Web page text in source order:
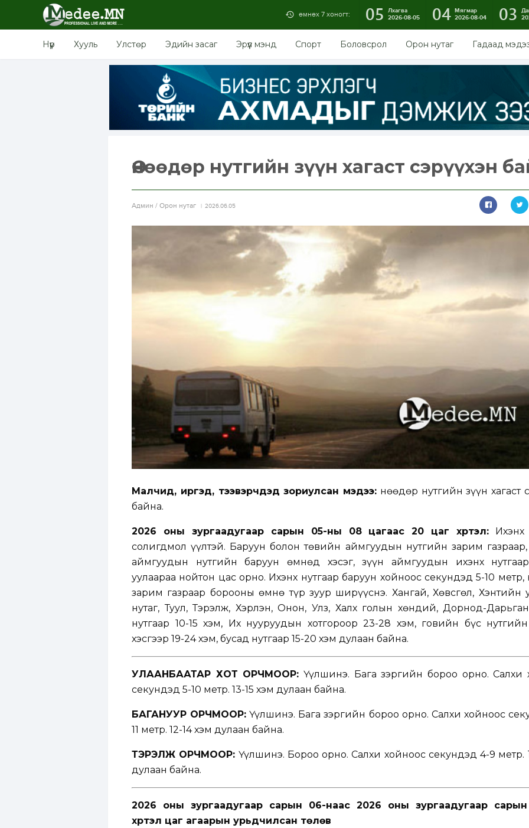
өмнөх 7 хоногт: 05
Лхагва
2026-08-05
04 Мягмар
2026-08-04
03
Нүүр Хууль Улстөр Эдийн засаг Эрүүл мэнд Спорт Боловсрол Орон нутаг Гадаад
Өнөөдөр нутгийн зүүн хагаст сэрүүхэн
Aдмин / Орон нутаг 2026.06.05
Малчид, иргэд, тээвэрчдэд зориулсан мэдээ: Өнөөдөр нутгийн зүүн хагаст
байна.
2026 оны зургаадугаар сарын 05-ны 08 цагаас 20 цаг хүртэл: Ихэнх
солигдмол үүлтэй. Баруун болон төвийн аймгуудын нутгийн зарим
аймгуудын нутгийн баруун өмнөд хэсэг, зүүн аймгуудын ихэнх
уулаараа нойтон цас орно. Ихэнх нутгаар баруун хойноос секундэд 5-10 метр,
зарим газраар борооны өмнө түр зуур ширүүснэ. Хангай, Хөвсгөл, Хэнтийн
нутаг, Туул, Тэрэлж, Хэрлэн, Онон, Улз, Халх голын хөндий, Дорнод-
нутгаар 10-15 хэм, Их нууруудын хотгороор 23-28 хэм, говийн бүс
хэсгээр 19-24 хэм, бусад нутгаар 15-20 хэм дулаан байна.
УЛААНБААТАР ХОТ ОРЧМООР: Үүлшинэ. Бага зэргийн бороо орно. Салхи
секундэд 5-10 метр. 13-15 хэм дулаан байна.
БАГАНУУР ОРЧМООР: Үүлшинэ. Бага зэргийн бороо орно. Салхи хойноос
11 метр. 12-14 хэм дулаан байна.
ТЭРЭЛЖ ОРЧМООР: Үүлшинэ. Бороо орно. Салхи хойноос секундэд 4-9 метр.
дулаан байна.
2026 оны зургаадугаар сарын 06-наас 2026 оны зургаадугаар
хүртэл цаг агаарын урьдчилсан төлөв